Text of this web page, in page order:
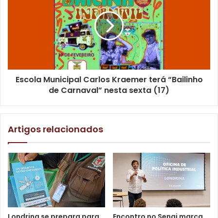
Foto: Divulgação
Ainda na sexta-feira, os primeiros treinos livres serão
realizados com os pilotos profissionais e amadores
Escola Municipal Carlos Kraemer terá “Bailinho
de Carnaval” nesta sexta (17)
Artigos relacionados